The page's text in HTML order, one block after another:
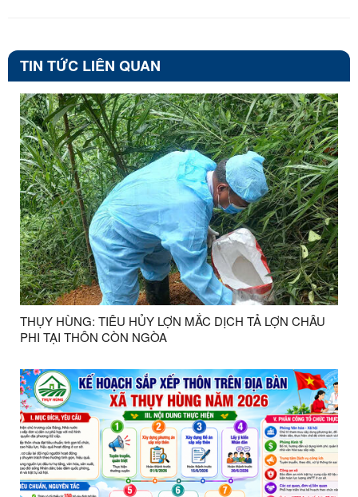
TIN TỨC LIÊN QUAN
THỤY HÙNG: TIÊU HỦY LỢN MẮC DỊCH TẢ LỢN CHÂU
PHI TẠI THÔN CÒN NGÒA